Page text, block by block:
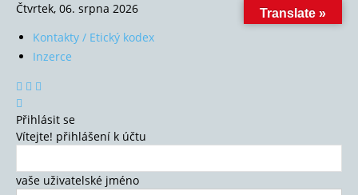
Čtvrtek, 06. srpna 2026
Kontakty / Etický kodex
Inzerce
Přihlásit se
Vítejte! přihlášení k účtu
vaše uživatelské jméno
Translate »